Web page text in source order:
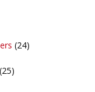
(24)
(25)